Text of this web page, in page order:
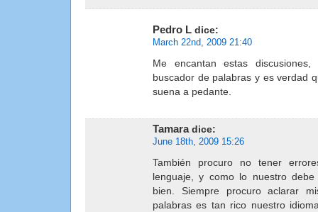
Pedro L dice:
March 22nd, 2009 21:40
Me encantan estas
buscador de palabras y es verdad
suena a pedante.
Tamaradice:
June 18th, 2009 15:26
También procuro no tener
lenguaje, y como lo nuestro
bien. Siempre procuro aclarar
palabras es tan rico nuestro